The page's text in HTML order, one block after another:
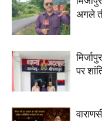
अगले
पर